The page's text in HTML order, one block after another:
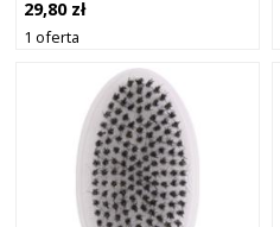
SZT.
29,80 zł
1 oferta